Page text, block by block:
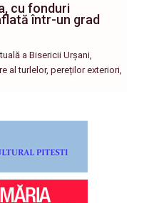
cu fonduri
într-un grad
a Bisericii Urșani,
al turlelor, pereților exteriori,